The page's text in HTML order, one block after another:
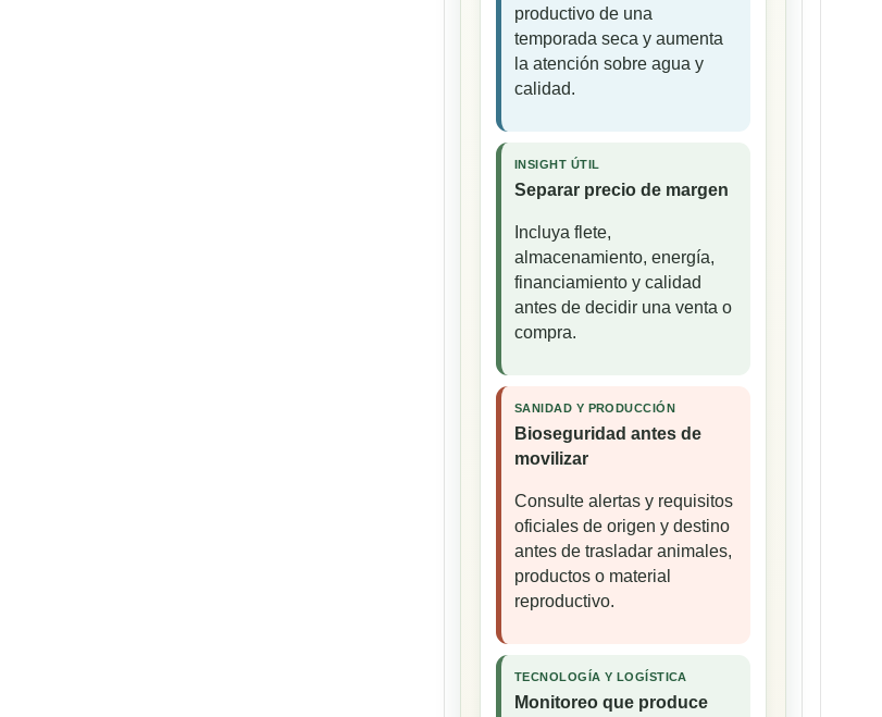
productivo de una
temporada seca y aumenta
la atención sobre agua y
calidad.
INSIGHT ÚTIL
Separar precio de margen
Incluya flete,
almacenamiento, energía,
financiamiento y calidad
antes de decidir una venta o
compra.
SANIDAD Y PRODUCCIÓN
Bioseguridad antes de
movilizar
Consulte alertas y requisitos
oficiales de origen y destino
antes de trasladar animales,
productos o material
reproductivo.
TECNOLOGÍA Y LOGÍSTICA
Monitoreo que produce